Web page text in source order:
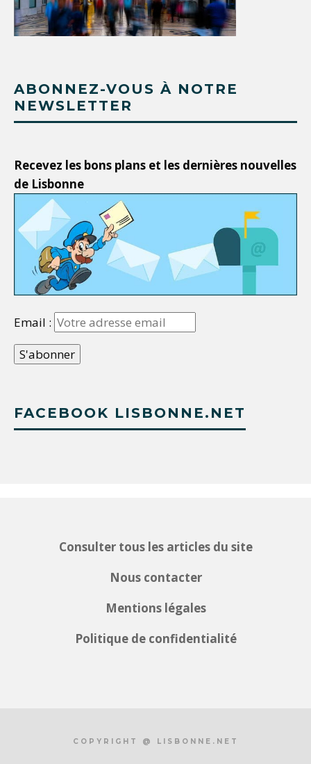
ABONNEZ-VOUS À NOTRE
NEWSLETTER
Recevez les bons plans et les dernières nouvelles
de Lisbonne
Email :
FACEBOOK LISBONNE.NET
Consulter tous les articles du site
Nous contacter
Mentions légales
Politique de confidentialité
COPYRIGHT @ LISBONNE.NET